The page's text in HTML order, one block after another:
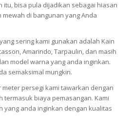
itu, bisa pula dijadikan sebagai hiasan
di bangunan yang Anda
sering kami gunakan adalah Kain
Amarindo, Tarpaulin, dan masih
model warna yang anda inginkan.
semaksimal mungkin.
meter persegi kami tawarkan dengan
termasuk biaya pemasangan. Kami
yang anda inginkan dengan kualitas